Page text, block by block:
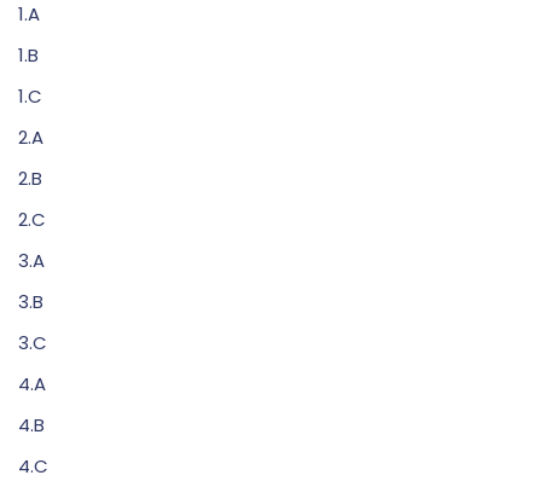
1.A
1.B
1.C
2.A
2.B
2.C
3.A
3.B
3.C
4.A
4.B
4.C